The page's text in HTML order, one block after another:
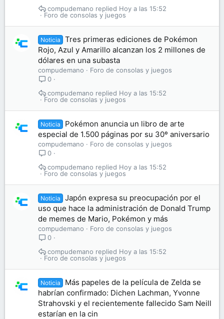
Foro de consolas y juegos
Hoy a las 15:52
compudemano
Noticia
Tres primeras ediciones de Pokémon
Rojo, Azul y Amarillo alcanzan los 2 millones de
dólares en una subasta
compudemano
Foro de consolas y juegos
0
Foro de consolas y juegos
Hoy a las 15:52
compudemano
Noticia
Pokémon anuncia un libro de arte
especial de 1.500 páginas por su 30º aniversario
compudemano
Foro de consolas y juegos
0
Foro de consolas y juegos
Hoy a las 15:52
compudemano
Noticia
Japón expresa su preocupación por el
uso que hace la administración de Donald Trump
de memes de Mario, Pokémon y más
compudemano
Foro de consolas y juegos
0
Foro de consolas y juegos
Hoy a las 15:52
compudemano
Noticia
Más papeles de la película de Zelda se
habrían confirmado: Dichen Lachman, Yvonne
Strahovski y el recientemente fallecido Sam Neill
estarían en la cin